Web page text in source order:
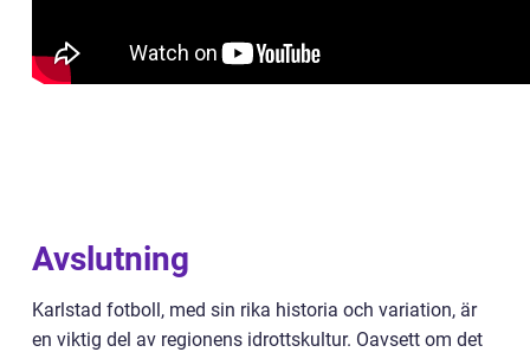
Avslutning
Karlstad fotboll, med sin rika historia och variation, är
en viktig del av regionens idrottskultur. Oavsett om det